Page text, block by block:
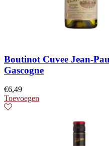
Boutinot Cuvee Jean-
Gascogne
€6,49
Toevoegen